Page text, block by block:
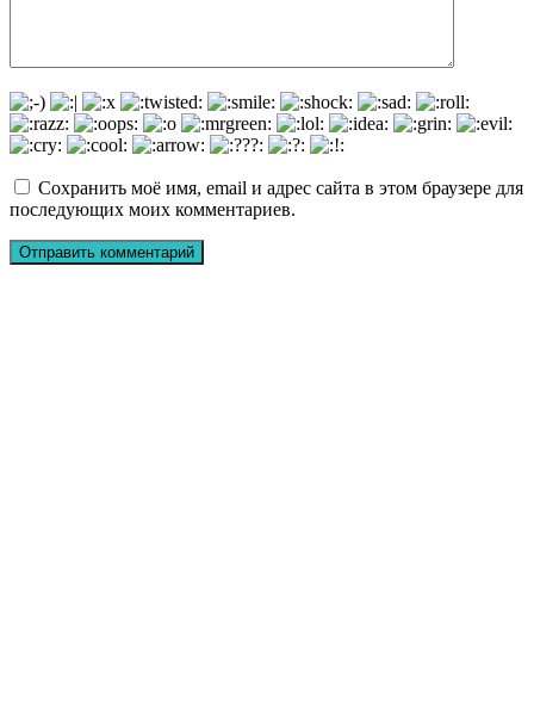
Сохранить моё имя, email и адрес сайта в этом браузере для
последующих моих комментариев.